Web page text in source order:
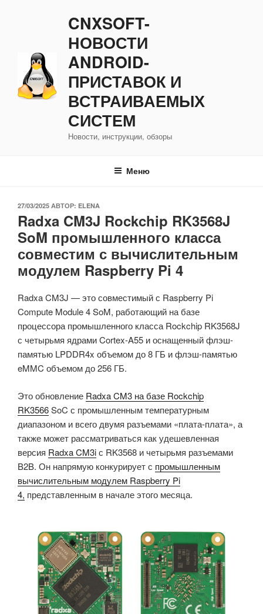
CNXSOFT-
НОВОСТИ
ANDROID-
ПРИСТАВОК И
ВСТРАИВАЕМЫХ
СИСТЕМ
Новости, инструкции, обзоры
Меню
ОПУБЛИКОВАНО
27/03/2025 АВТОР: ELENA
Radxa CM3J Rockchip RK3568J
SoM промышленного класса
совместим с вычислительным
модулем Raspberry Pi 4
Radxa CM3J — это совместимый с Raspberry Pi
Compute Module 4 SoM, работающий на базе
процессора промышленного класса Rockchip RK3568J
с четырьмя ядрами Cortex-A55 и оснащенный флэш-
памятью LPDDR4x объемом до 8 ГБ и флэш-памятью
eMMC объемом до 256 ГБ.
Это обновление Radxa CM3 на базе Rockchip
RK3566SoC с промышленным температурным
диапазоном и всего двумя разъемами «плата-плата», а
также может рассматриваться как удешевленная
версия Radxa CM3iс RK3568 и четырьмя разъемами
B2B. Он напрямую конкурирует с промышленным
вычислительным модулем Raspberry Pi
4, представленным в начале этого месяца.